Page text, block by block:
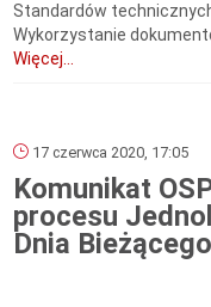
Standardów
Wykorzystanie
Więcej...
17 czerwca 2020, 17:05
Komunikat
procesu
Dnia